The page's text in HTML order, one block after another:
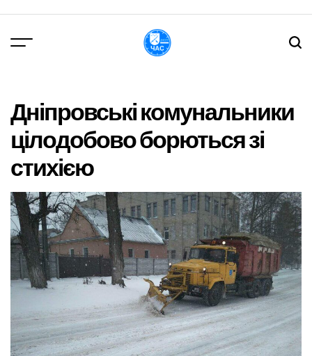
вмісту
Дніпровські комунальники
цілодобово борються зі
стихією